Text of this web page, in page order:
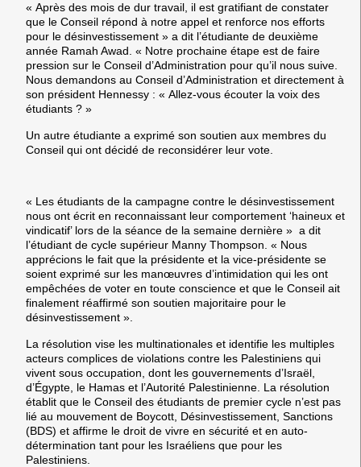
« Après des mois de dur travail, il est gratifiant de constater
que le Conseil répond à notre appel et renforce nos efforts
pour le désinvestissement » a dit l’étudiante de deuxième
année Ramah Awad. « Notre prochaine étape est de faire
pression sur le Conseil d’Administration pour qu’il nous suive.
Nous demandons au Conseil d’Administration et directement à
son président Hennessy : « Allez-vous écouter la voix des
étudiants ? »
Un autre étudiante a exprimé son soutien aux membres du
Conseil qui ont décidé de reconsidérer leur vote.
« Les étudiants de la campagne contre le désinvestissement
nous ont écrit en reconnaissant leur comportement ‘haineux et
vindicatif’ lors de la séance de la semaine dernière » a dit
l’étudiant de cycle supérieur Manny Thompson. « Nous
apprécions le fait que la présidente et la vice-présidente se
soient exprimé sur les manœuvres d’intimidation qui les ont
empêchées de voter en toute conscience et que le Conseil ait
finalement réaffirmé son soutien majoritaire pour le
désinvestissement ».
La résolution vise les multinationales et identifie les multiples
acteurs complices de violations contre les Palestiniens qui
vivent sous occupation, dont les gouvernements d’Israël,
d’Égypte, le Hamas et l’Autorité Palestinienne. La résolution
établit que le Conseil des étudiants de premier cycle n’est pas
lié au mouvement de Boycott, Désinvestissement, Sanctions
(BDS) et affirme le droit de vivre en sécurité et en auto-
détermination tant pour les Israéliens que pour les
Palestiniens.